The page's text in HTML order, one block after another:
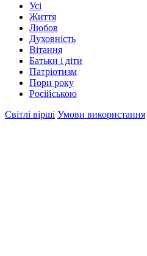
Усі
Життя
Любов
Духовність
Вітання
Батьки і діти
Патріотизм
Пори року
Російською
Світлі вірші Умови використання